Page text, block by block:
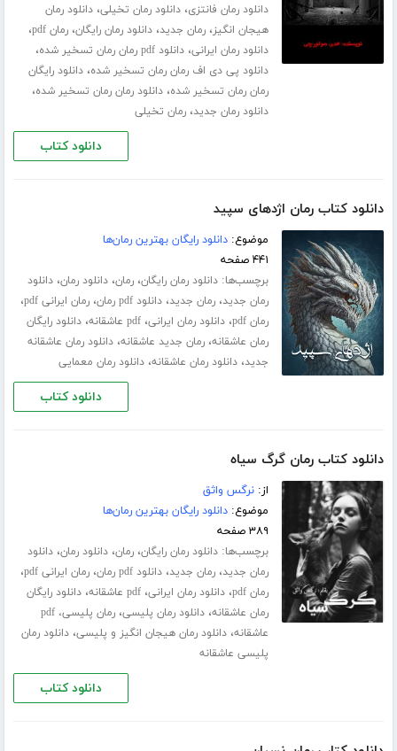
دانلود رمان فانتزی،دانلود رمان تخیلی،دانلود رمان
هیجان انگیز،رمان جدید،دانلود رمان رایگان،رمان pdf ،
دانلود رمان ایرانی،دانلود pdf رمان رمان تسخیر شده ،
دانلود پی دی اف رمان رمان تسخیر شده،دانلود رایگان
رمان رمان تسخیر شده،دانلود رمان رمان تسخیر شده،
دانلود رمان جدید،رمان تخیلی
دانلود کتاب
دانلود کتاب رمان اژدهای سپید
موضوع:دانلود رایگان بهترین رمان‌ها
۴۴۱ صفحه
برچسب‌ها:دانلود رمان رایگان،رمان،دانلود رمان،دانلود
رمان جدید،رمان جدید،دانلود pdf رمان ،رمان ایرانی pdf ،
رمان pdf ،دانلود رمان ایرانی،pdf عاشقانه ،دانلود رایگان
رمان عاشقانه،رمان جدید عاشقانه،دانلود رمان عاشقانه
جدید،دانلود رمان عاشقانه،دانلود رمان معمایی
دانلود کتاب
دانلود کتاب رمان گرگ سیاه
از:نرگس واثق
موضوع:دانلود رایگان بهترین رمان‌ها
۳۸۹ صفحه
برچسب‌ها:دانلود رمان رایگان،رمان،دانلود رمان،دانلود
رمان جدید،رمان جدید،دانلود pdf رمان ،رمان ایرانی pdf ،
رمان pdf ،دانلود رمان ایرانی،pdf عاشقانه ،دانلود رایگان
رمان عاشقانه،دانلود رمان پلیسی،
رمان پلیسی، pdf
عاشقانه،دانلود رمان هیجان انگیز و پلیسی،دانلود رمان
پلیسی عاشقانه
دانلود کتاب